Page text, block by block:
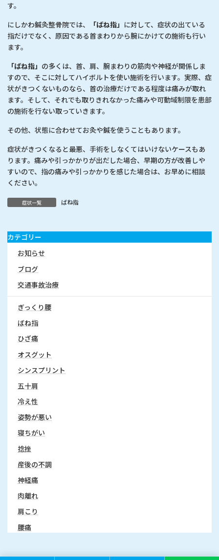
す。
にしかわ鍼灸整骨院では、
「ばね指」 に対して、症状の出ている
指だけでなく、原因である首まわりから腕にかけての施術も行い
ます。
「ばね指」 の多くは、首、肩、腕まわりの筋肉や神経が関係しま
すので、そこに対してハイボルトを使い施術を行います。実際、症
状がきつくないものなら、首の治療だけである程度は痛みが取れ
ます。そして、それでも取りきれなかった痛みや可動域制限を患部
の施術を行ない取っていきます。
その他、状態に合わせてお灸や鍼を使うこともあります。
症状がきつくなると最悪、手術をしなくてはいけないケースもあ
ります。痛みや引っかかりが出だした場合、早期の方が改善しや
すいので、指の痛みや引っかかりを感じた場合は、お早めに相談
ください。
症状一覧 ばね指
カテゴリー
お知らせ
ブログ
交通事故治療
ぎっくり腰
ばね指
ひざ痛
オスグット
シンスプリント
五十肩
冷え性
姿勢が悪い
寝ちがい
捻挫
産後の不調
神経痛
肉離れ
肩こり
腰痛